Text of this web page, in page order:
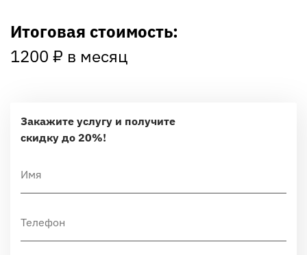
Итоговая стоимость:
1200 ₽ в месяц
Закажите услугу и получите
скидку до 20%!